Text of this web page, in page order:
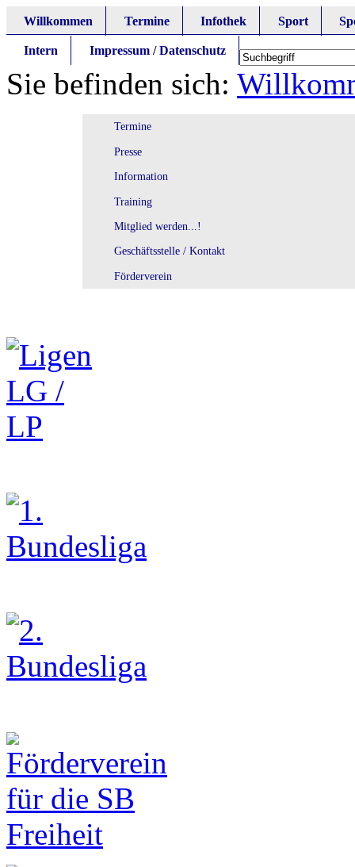
Willkommen Termine Infothek Sport
Intern Impressum / Datenschutz
Sie befinden sich:
Termine
Presse
Information
Training
Mitglied werden...!
Geschäftsstelle / Kontakt
Förderverein